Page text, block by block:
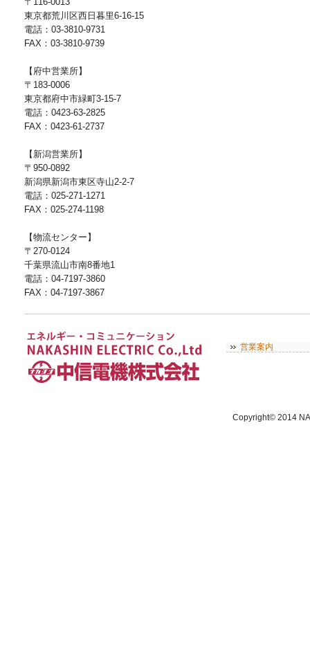
東京都荒川区西日暮里6-16-15
電話：03-3810-9731
FAX：03-3810-9739
【府中営業所】
〒183-0006
東京都府中市緑町3-15-7
電話：0423-63-2825
FAX：0423-61-2737
【新潟営業所】
〒950-0892
新潟県新潟市東区寺山2-2-7
電話：025-271-1271
FAX：025-274-1198
【物流センター】
〒270-0124
千葉県流山市南8番地1
電話：04-7197-3860
FAX：04-7197-3867
営業案内
Copyright© 2014